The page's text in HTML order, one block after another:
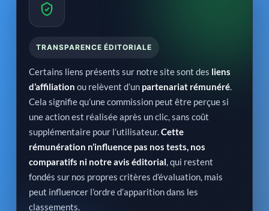
TRANSPARENCE ÉDITORIALE
Certains liens présents sur notre site sont des liens
d’affiliation ou relèvent d’un partenariat rémunéré
Cela signifie qu’une commission peut être perçue si
une action est réalisée après un clic, sans coût
supplémentaire pour l’utilisateur. Cette
rémunération n’influence pas nos tests, nos
comparatifs ni notre avis éditorial , qui restent
fondés sur nos propres critères d’évaluation, mais
peut influencer l’ordre d’apparition dans les
classements.